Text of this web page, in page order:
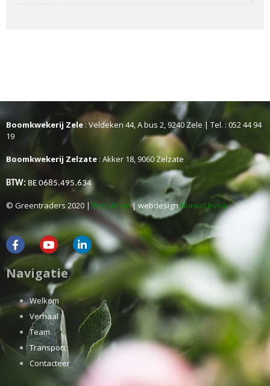
Boomkwekerij Zele: Veldeken 44, A bus 2, 9240 Zele | Tel. : 052 44 94
19
Boomkwekerij Zelzate : Akker 18, 9060 Zelzate
BTW: BE 0685.495.634
© Greentraders 2020 | Disclaimer| webdesignNonius bvba
Navigatie
Welkom
Verhaal
Team
Transport
Contacteer